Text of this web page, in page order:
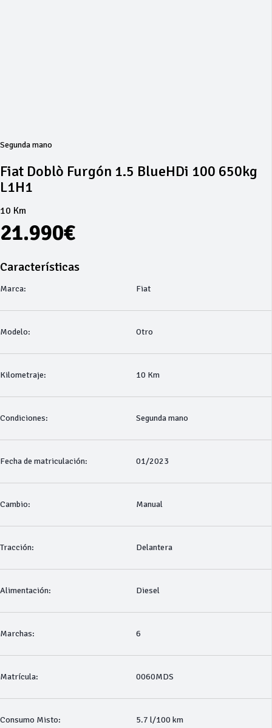
Segunda mano
Fiat Doblò Furgón 1.5 BlueHDi 100 650kg
L1H1
10 Km
21.990€
Características
Marca: Fiat
Modelo: Otro
Kilometraje: 10 Km
Condiciones: Segunda mano
Fecha de matriculación: 01/2023
Cambio: Manual
Tracción: Delantera
Alimentación: Diesel
Marchas: 6
Matrícula: 0060MDS
Consumo Misto: 5.7 l/100 km